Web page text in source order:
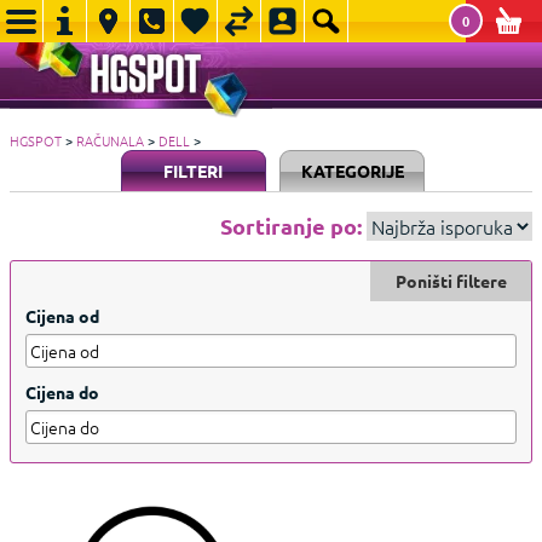
0
HGSPOT> RAČUNALA> DELL >
FILTERI KATEGORIJE
Sortiranje po:
Cijena od
Cijena do
Poništi filtere